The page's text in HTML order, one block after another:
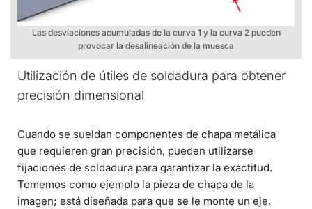
Las desviaciones acumuladas de la curva 1 y la curva 2 pueden
provocar la desalineación de la muesca
Utilización de útiles de soldadura para obtener
precisión dimensional
Cuando se sueldan componentes de chapa metálica
que requieren gran precisión, pueden utilizarse
fijaciones de soldadura para garantizar la exactitud.
Tomemos como ejemplo la pieza de chapa de la
imagen; está diseñada para que se le monte un eje.